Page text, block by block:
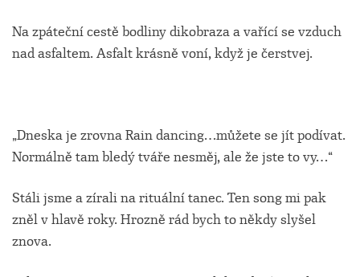
Na zpáteční cestě bodliny dikobraza a vařící se vzduch
nad asfaltem. Asfalt krásně voní, když je čerstvej.
„Dneska je zrovna Rain dancing…můžete se jít podívat.
Normálně tam bledý tváře nesměj, ale že jste to vy…“
Stáli jsme a zírali na rituální tanec. Ten song mi pak
zněl v hlavě roky. Hrozně rád bych to někdy slyšel
znova.